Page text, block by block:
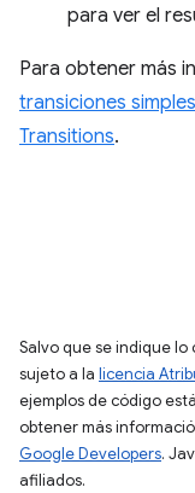
para ver el
Para obtener más
transiciones
Transitions.
Salvo que se indique
sujeto a la licencia
ejemplos de código
obtener más
Google Developers.
afiliados.